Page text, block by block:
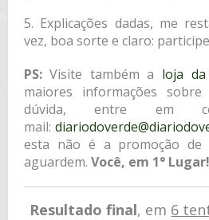
5. Explicações dadas, me
vez, boa sorte e claro:
PS:Visite também a loja
maiores informações
dúvida, entre em
mail:
esta não é a promoção de
aguardem. Você, em 1° Lugar!
Resultado final, em 6